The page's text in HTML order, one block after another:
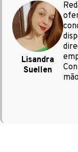
Lisandra
Suellen